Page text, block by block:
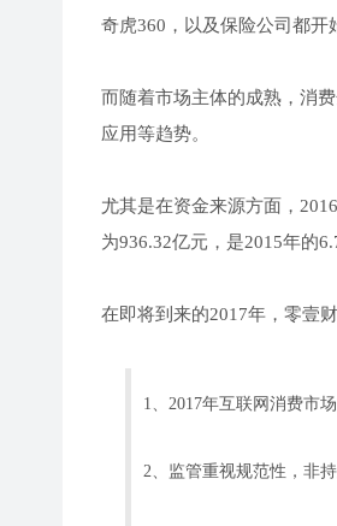
奇虎360，以及保险公司都开
而随着市场主体的成熟，消
应用等趋势。
尤其是在资金来源方面，
为936.32亿元，是2015年的
在即将到来的2017年，零壹
1、2017年互联网消费市
2、监管重视规范性，非